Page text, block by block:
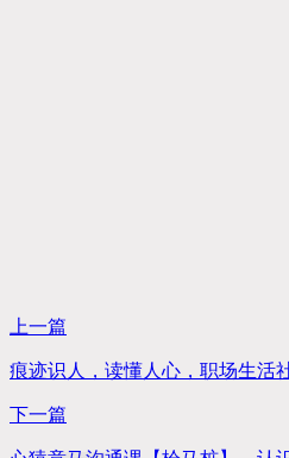
上一篇
痕迹识人，读懂人心，​职场生活
下一篇